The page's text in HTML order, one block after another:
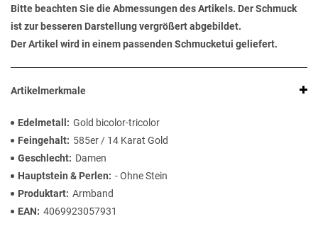
Bitte beachten Sie die Abmessungen des Artikels. Der Schmuck
ist zur besseren Darstellung vergrößert abgebildet.
Der Artikel wird in einem passenden Schmucketui geliefert.
Artikelmerkmale
Edelmetall
Gold bicolor-tricolor
Feingehalt
585er / 14 Karat Gold
Geschlecht
Damen
Hauptstein & Perlen
- Ohne Stein
Produktart Armband
EAN
4069923057931